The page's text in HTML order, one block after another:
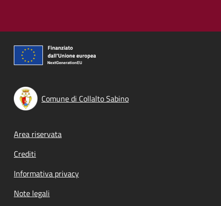
Comune di Collalto Sabino
Footer menu
Area riservata
Crediti
Informativa privacy
Note legali